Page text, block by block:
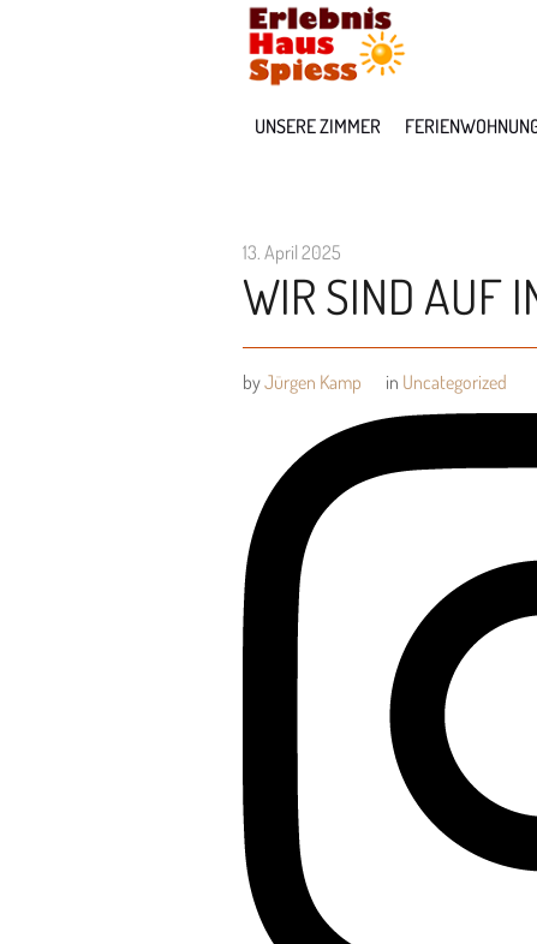
UNSERE ZIMMER
13. April 2025
WIR SIND AUF
byJürgen Kamp in Uncategorized